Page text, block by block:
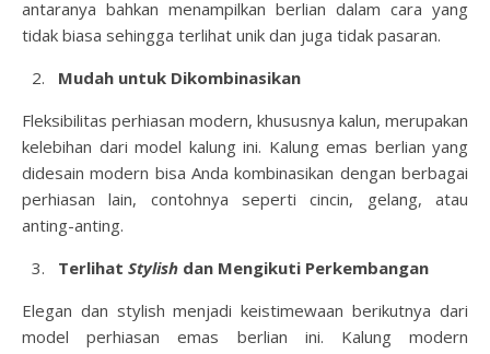
antaranya bahkan menampilkan berlian dalam cara yang
tidak biasa sehingga terlihat unik dan juga tidak pasaran.
Mudah untuk Dikombinasikan
Fleksibilitas perhiasan modern, khususnya kalun, merupakan
kelebihan dari model kalung ini. Kalung emas berlian yang
didesain modern bisa Anda kombinasikan dengan berbagai
perhiasan lain, contohnya seperti cincin, gelang, atau
anting-anting.
Terlihat Stylish dan Mengikuti Perkembangan
Elegan dan stylish menjadi keistimewaan berikutnya dari
model perhiasan emas berlian ini. Kalung modern